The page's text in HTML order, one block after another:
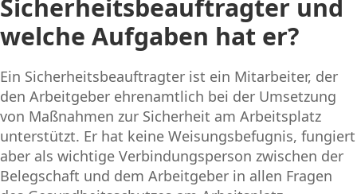
Sicherheitsbeauftragter und
welche Aufgaben hat er?
Ein Sicherheitsbeauftragter ist ein Mitarbeiter, der
den Arbeitgeber ehrenamtlich bei der Umsetzung
von Maßnahmen zur Sicherheit am Arbeitsplatz
unterstützt. Er hat keine Weisungsbefugnis, fungiert
aber als wichtige Verbindungsperson zwischen der
Belegschaft und dem Arbeitgeber in allen Fragen